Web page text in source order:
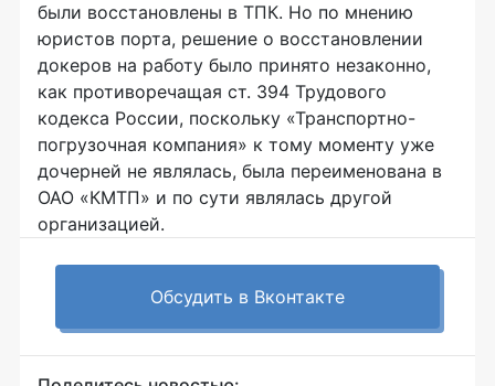
были восстановлены в ТПК. Но по мнению
юристов порта, решение о восстановлении
докеров на работу было принято незаконно,
как противоречащая ст. 394 Трудового
кодекса России, поскольку «Транспортно-
погрузочная компания» к тому моменту уже
дочерней не являлась, была переименована в
ОАО «КМТП» и по сути являлась другой
организацией.
Обсудить в Вконтакте